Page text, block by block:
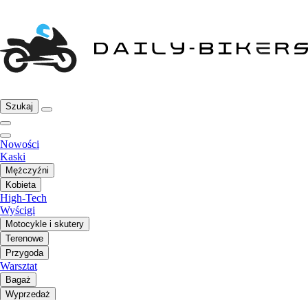
Szukaj
Nowości
Kaski
Mężczyźni
Kobieta
High-Tech
Wyścigi
Motocykle i skutery
Terenowe
Przygoda
Warsztat
Bagaż
Wyprzedaż